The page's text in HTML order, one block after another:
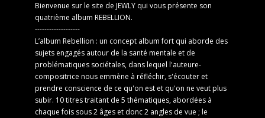
Bienvenue sur le site de JEWLY qui vous présente son
quatrième album REBELLION.
-------------------
L’album Rebellion : un concept album fort qui aborde des
sujets engagés autour de la santé mentale et de
problématiques sociétales, dans lequel l'auteure-
compositrice nous emmène à réfléchir, s'écouter et
prendre conscience de ce qu'on est et qu'on ne veut plus
subir. 10 titres traitant de 5 thématiques, abordées à
chaque fois sous 2 âges et donc 2 angles de vue ; le